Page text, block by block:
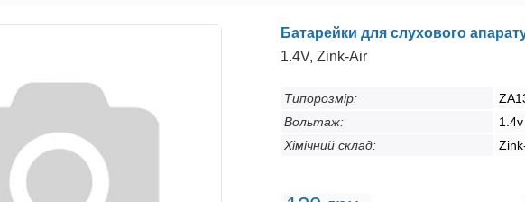
Батарейки для слухового
1.4V, Zink-Air
Типорозмір:
Вольтаж:
1.4v
Хімічний склад: